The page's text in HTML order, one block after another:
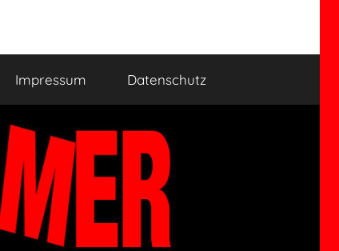
Impressum Datenschutz